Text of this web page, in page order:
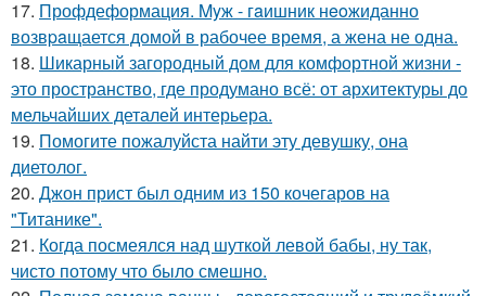
17. Профдеформация. Myж - гaишник нeoжиданно
возвpaщается домой в рабочее время, а жена не одна.
18. Шикарный загородный дом для комфортной жизни -
это пространство, где продумано всё: от архитектуры до
мельчайших деталей интерьера.
19. Помогите пожалуйста найти эту девушку, она
диетолог.
20. Джон прист был одним из 150 кочегаров на
"Титанике".
21. Когда посмеялся над шуткой левой бабы, ну так,
чисто потому что было смешно.